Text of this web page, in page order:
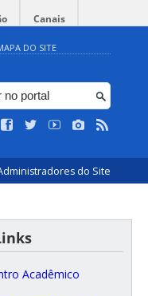
Canais
DO SITE
do Site
Acadêmico